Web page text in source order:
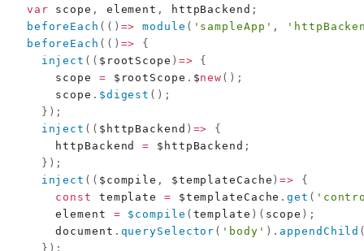
var scope , element , httpBackend ;
beforeEach ( ( ) => module ( 'sampleApp' ,
beforeEach ( ( ) =>
{
inject ( ( $rootScope ) =>
{
      scope
= $rootScope . $new ( ) ;
      scope
. $digest ( ) ;
} ) ;
inject ( ( $httpBackend ) =>
{
      httpBackend
= $httpBackend ;
} ) ;
inject ( ( $compile , $templateCache )=>
{
const
template = $templateCache .get (
      element
= $compile ( template ) ( scope ) ;
      document
. querySelector ( 'body' ) . appendChild
} ) ;